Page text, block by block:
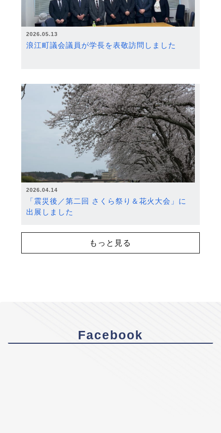
2026.05.13
浪江町議会議員が学長を表敬訪問しました
2026.04.14
「震災後／第二回 さくら祭り＆花火大会」に
出展しました
もっと見る
Facebook